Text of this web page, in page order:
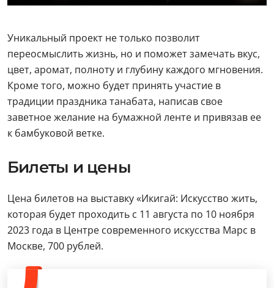
Уникальный проект не только позволит
переосмыслить жизнь, но и поможет замечать вкус,
цвет, аромат, полноту и глубину каждого мгновения.
Кроме того, можно будет принять участие в
традиции праздника танабата, написав свое
заветное желание на бумажной ленте и привязав ее
к бамбуковой ветке.
Билеты и цены
Цена билетов на выставку «Икигай: Искусство жить,
которая будет проходить с 11 августа по 10 ноября
2023 года в Центре современного искусства Марс в
Москве, 700 рублей.